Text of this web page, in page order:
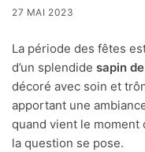
27 MAI 2023
La période des fêtes
d’un splendide sapin
décoré avec soin et
apportant une
quand vient le moment
la question se pose.